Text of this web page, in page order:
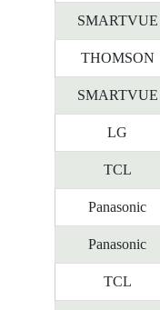
SMARTVUE
THOMSON
SMARTVUE
LG
TCL
Panasonic
Panasonic
TCL